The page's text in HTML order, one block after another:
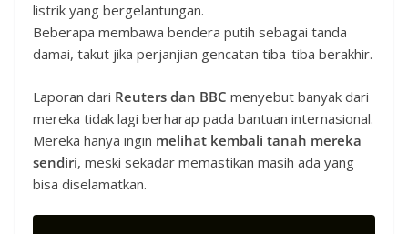
listrik yang bergelantungan.
Beberapa membawa bendera putih sebagai tanda
damai, takut jika perjanjian gencatan tiba-tiba berakhir.
Laporan dari Reuters dan BBC menyebut banyak dari
mereka tidak lagi berharap pada bantuan internasional.
Mereka hanya ingin melihat kembali tanah mereka
sendiri, meski sekadar memastikan masih ada yang
bisa diselamatkan.